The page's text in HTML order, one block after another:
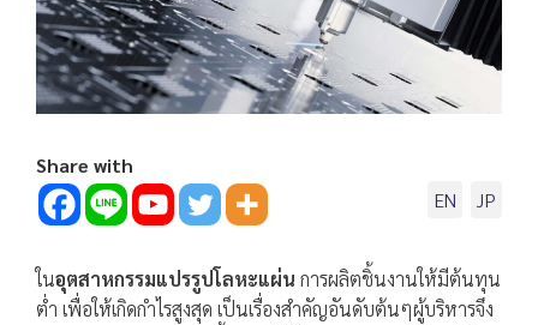
Share with
EN
JP
ในอุตสาหกรรมแปรรูปโลหะแผ่น การผลิตชิ้นงานให้มีต้นทุน
ต่ำ เพื่อให้เกิดกำไรสูงสุด เป็นเรื่องสำคัญอันดับต้นๆผู้บริหารจึง